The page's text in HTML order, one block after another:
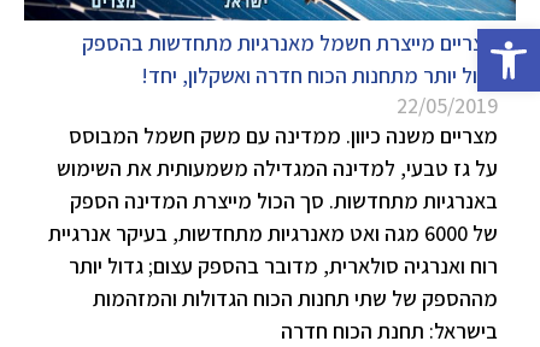
פתח סרגל נגישות
מצריים מייצרת חשמל מאנרגיות מתחדשות בהספק
גדול יותר מתחנות הכוח חדרה ואשקלון, יחד!
22/05/2019
מצריים משנה כיוון. ממדינה עם משק חשמל המבוסס
על גז טבעי, למדינה המגדילה משמעותית את השימוש
באנרגיות מתחדשות. סך הכול מייצרת המדינה הספק
של 6000 מגה ואט מאנרגיות מתחדשות, בעיקר אנרגיית
רוח ואנרגיה סולארית, מדובר בהספק עצום; גדול יותר
מההספק של שתי תחנות הכוח הגדולות והמזהמות
בישראל: תחנת הכוח חדרה